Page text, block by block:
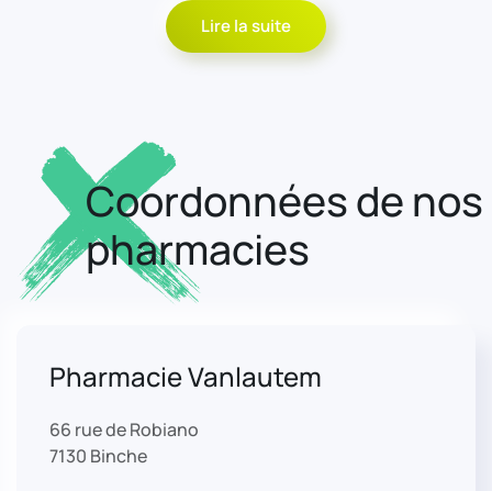
Lire la suite
Coordonnées de nos
pharmacies
Pharmacie Vanlautem
66 rue de Robiano
7130 Binche